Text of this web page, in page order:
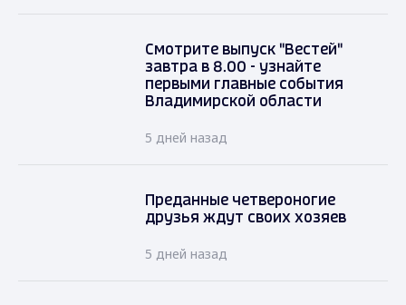
Смотрите выпуск "Вестей"
завтра в 8.00 - узнайте
первыми главные события
Владимирской области
5 дней назад
Преданные четвероногие
друзья ждут своих хозяев
5 дней назад